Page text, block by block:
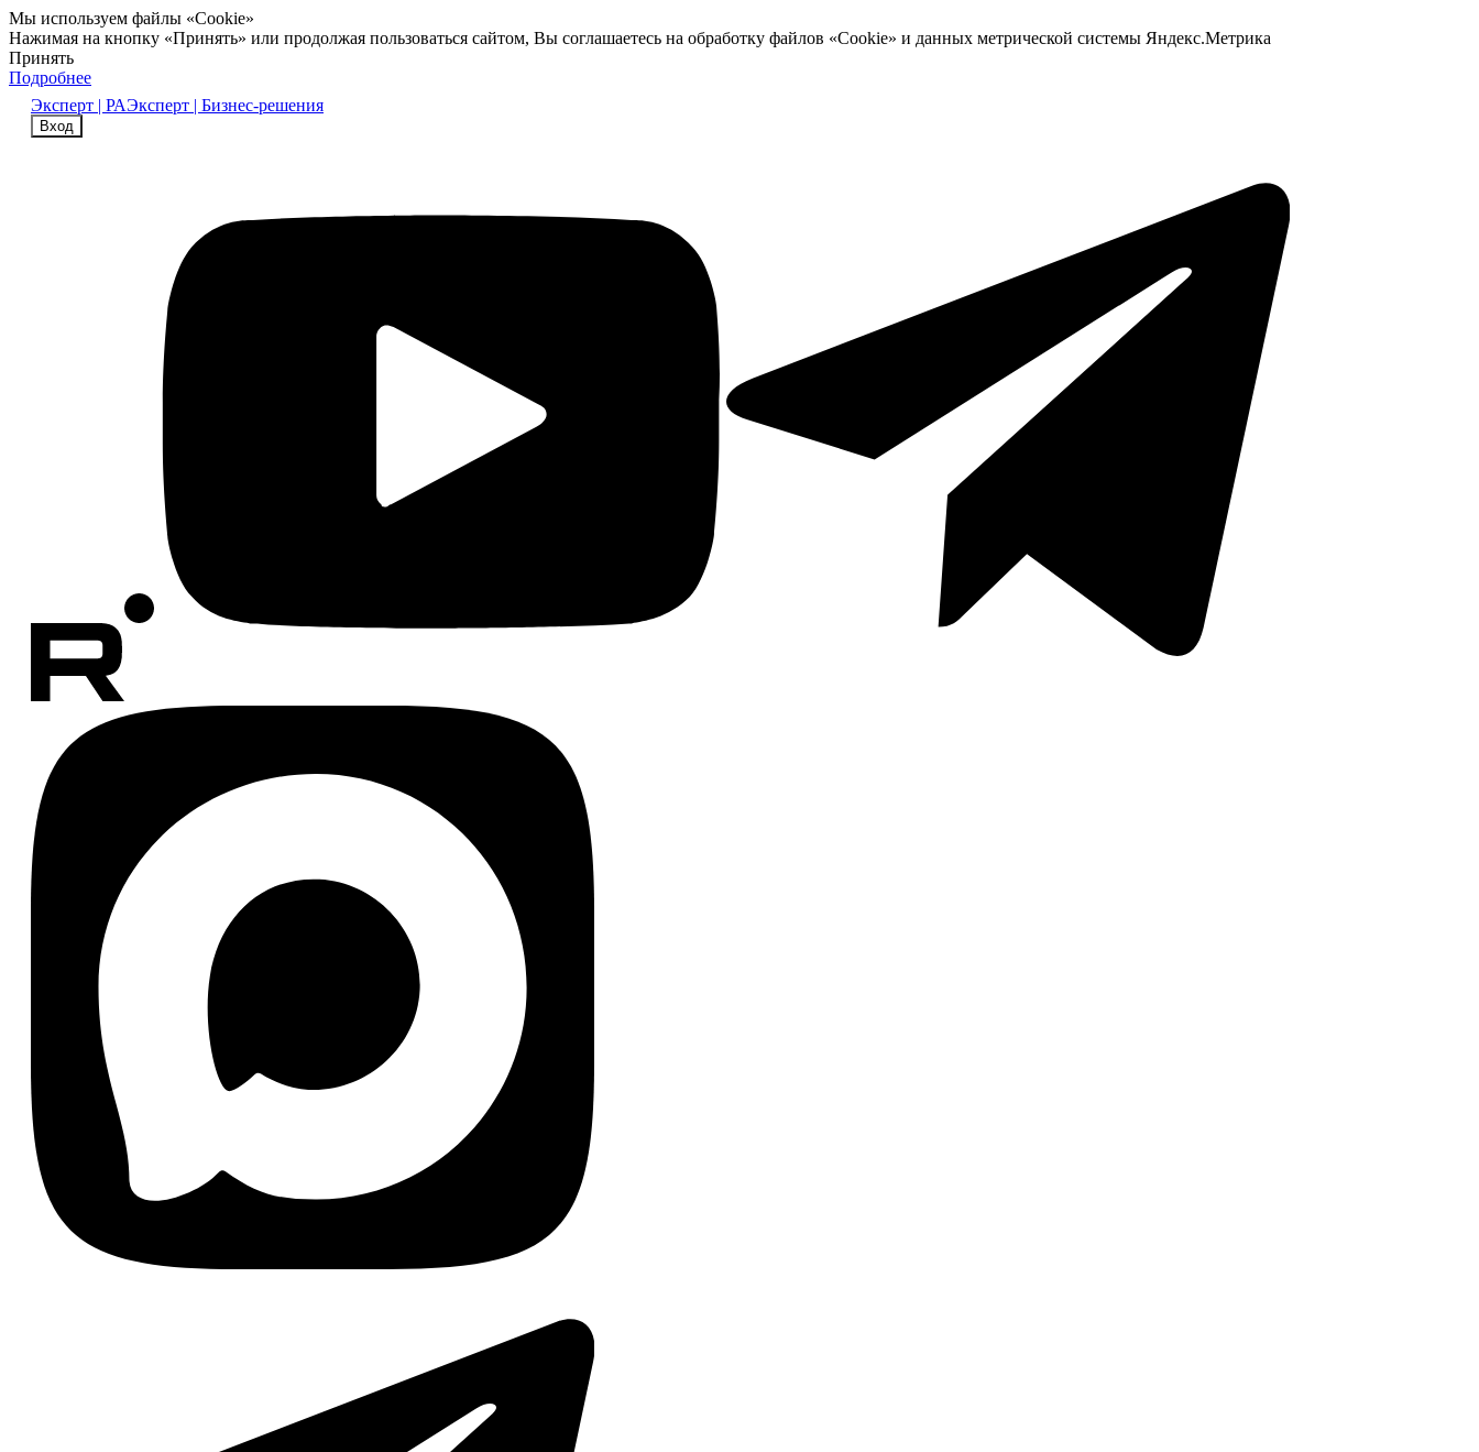
Мы используем файлы «Cookie»
Нажимая на кнопку «Принять» или продолжая пользоваться сайтом, Вы соглашаетесь на обработку файлов «Cookie» и данных метрической системы Яндекс.Метрика
Принять
Подробнее
Эксперт | РАЭксперт | Бизнес-решения
Вход